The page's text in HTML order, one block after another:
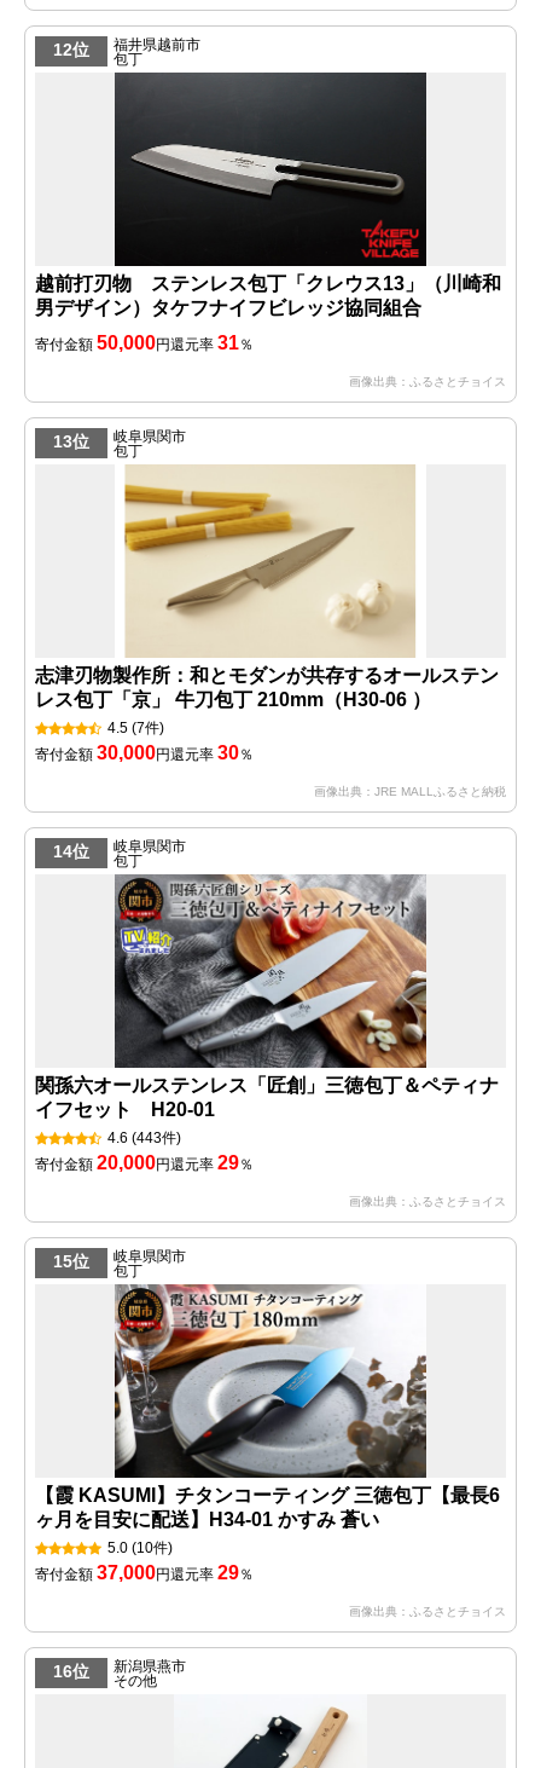
12位
福井県越前市
包丁
越前打刃物 ステンレス包丁「クレウス13」（川崎和
男デザイン）タケフナイフビレッジ協同組合
寄付金額 50,000円還元率 31％
画像出典：ふるさとチョイス
13位
岐阜県関市
包丁
志津刃物製作所：和とモダンが共存するオールステン
レス包丁「京」 牛刀包丁 210mm（H30-06 ）
4.5 (7件)
寄付金額 30,000円還元率 30％
画像出典：JRE MALLふるさと納税
14位
岐阜県関市
包丁
関孫六オールステンレス「匠創」三徳包丁＆ペティナ
イフセット H20-01
4.6 (443件)
寄付金額 20,000円還元率 29％
画像出典：ふるさとチョイス
15位
岐阜県関市
包丁
【霞 KASUMI】チタンコーティング 三徳包丁【最長6
ヶ月を目安に配送】H34-01 かすみ 蒼い
5.0 (10件)
寄付金額 37,000円還元率 29％
画像出典：ふるさとチョイス
16位
新潟県燕市
その他